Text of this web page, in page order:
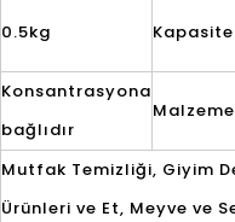
0.5kg Kapasite
Konsantrasyona
bağlıdır
Malzeme
Mutfak Temizliği, Giyim
Ürünleri ve Et, Meyve ve